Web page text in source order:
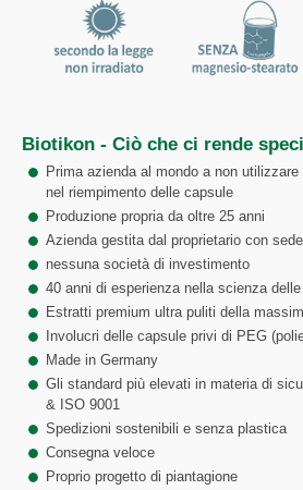
Biotikon - Ciò che ci rende
Prima azienda al mondo a non
nel riempimento delle capsule
Produzione propria da oltre 25 anni
Azienda gestita dal proprietario con
nessuna società di investimento
40 anni di esperienza nella scienza
Estratti premium ultra puliti della
Involucri delle capsule privi di PEG
Made in Germany
Gli standard più elevati in materia di
& ISO 9001
Spedizioni sostenibili e senza plastica
Consegna veloce
Proprio progetto di piantagione